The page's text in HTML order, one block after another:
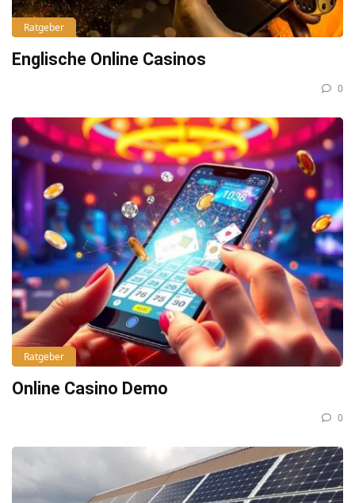
Ratgeber
Englische Online Casinos
0
Ratgeber
Online Casino Demo
0